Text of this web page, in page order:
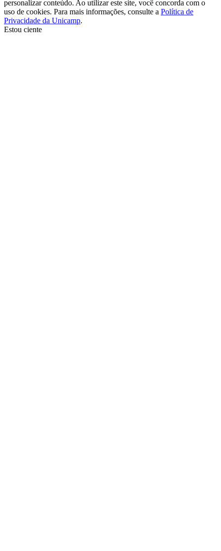
personalizar conteúdo. Ao utilizar este site, você concorda com o
uso de cookies. Para mais informações, consulte a Política de
Privacidade da Unicamp.
Estou ciente